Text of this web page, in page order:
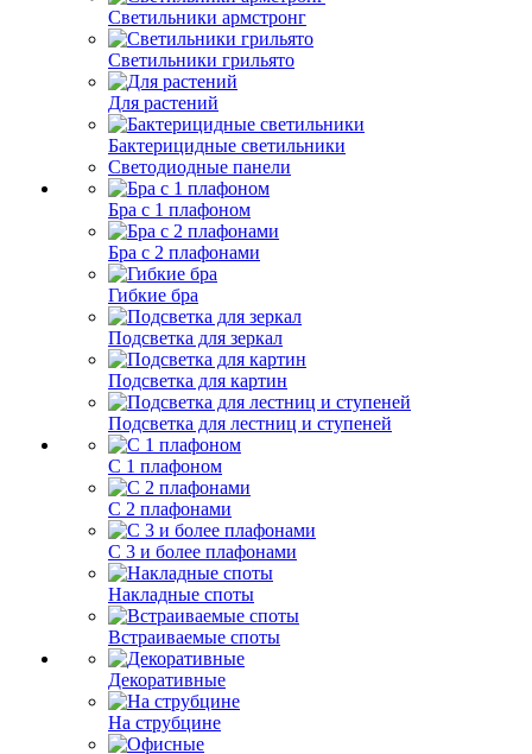
Светильники армстронг
Светильники грильято
Для растений
Бактерицидные светильники
Светодиодные панели
Бра с 1 плафоном
Бра с 2 плафонами
Гибкие бра
Подсветка для зеркал
Подсветка для картин
Подсветка для лестниц и ступеней
С 1 плафоном
С 2 плафонами
С 3 и более плафонами
Накладные споты
Встраиваемые споты
Декоративные
На струбцине